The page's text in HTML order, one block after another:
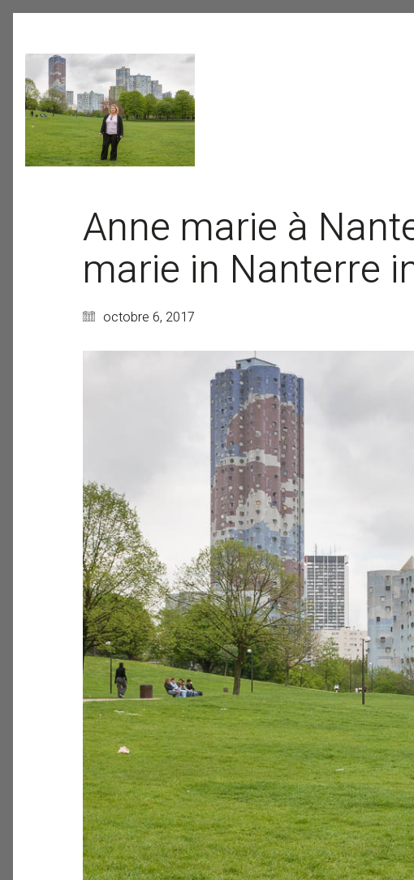
Anne marie à
marie in Nanterre
octobre 6, 2017